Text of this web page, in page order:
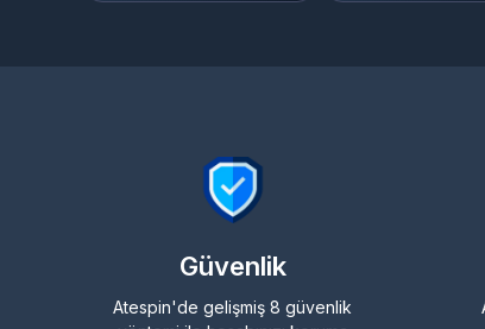
Güvenlik
Atespin'de gelişmiş 8 güvenlik